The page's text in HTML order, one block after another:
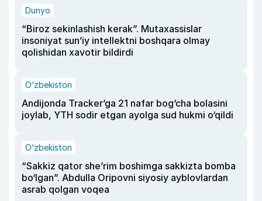
Dunyo
“Biroz sekinlashish kerak”. Mutaxassislar
insoniyat sun’iy intellektni boshqara olmay
qolishidan xavotir bildirdi
O‘zbekiston
Andijonda Tracker’ga 21 nafar bog‘cha bolasini
joylab, YTH sodir etgan ayolga sud hukmi o‘qildi
O‘zbekiston
“Sakkiz qator she’rim boshimga sakkizta bomba
bo‘lgan”. Abdulla Oripovni siyosiy ayblovlardan
asrab qolgan voqea